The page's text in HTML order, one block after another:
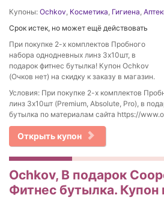
Купоны: Ochkov Косметика Гигиена
Срок истек, но может ещё действовать
При покупке 2-х комплектов Пробного
набора однодневных линз 3х10шт, в
подарок фитнес бутылка! Купон Ochkov
(Очков нет) на скидку к заказу в магазин.
Условия: При покупке 2-х комплектов
линз 3х10шт (Premium, Absolute, Pro), в
бутылка по материалам сайта https://
Открыть купон
Ochkov, В подарок
Фитнес бутылка. Купон